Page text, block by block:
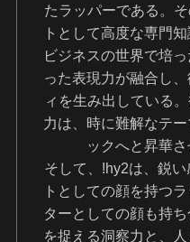
たラッパーである。
トとして高度な専門
ビジネスの世界で培
った表現力が融合し
ィを生み出している
力は、時に難解なテ
ックへと昇華さ
そして、!hy2は、鋭
トとしての顔を持つ
ターとしての顔も持
を捉える洞察力と、